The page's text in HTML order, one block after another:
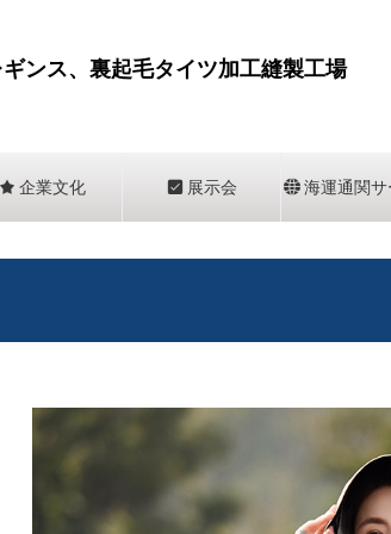
ンス、裏起毛タイツ加工縫製工場
끄 企業文化 뀇 展示会 뀁 海運通関サ